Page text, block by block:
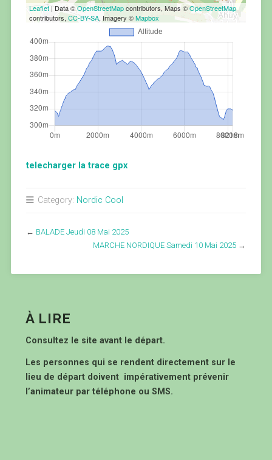
Leaflet| Data ©OpenStreetMapcontributors, Maps ©OpenStreetMap
contributors, CC-BY-SA, Imagery ©Mapbox
telecharger la trace gpx
Category: Nordic Cool
← BALADE Jeudi 08 Mai 2025
MARCHE NORDIQUE Samedi 10 Mai 2025 →
À LIRE
Consultez le site avant le départ.
Les personnes qui se rendent directement sur le
lieu de départ doivent impérativement prévenir
l’animateur par téléphone ou SMS.